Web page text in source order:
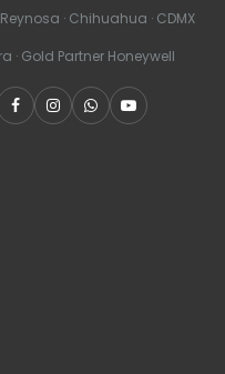
· Chihuahua · CDMX
· Gold Partner Honeywell